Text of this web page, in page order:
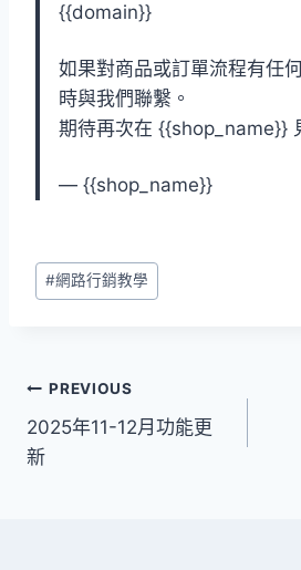
{{domain}}
如果對商品或訂單流程有任
時與我們聯繫。
期待再次在 {{shop_name}}
— {{shop_name}}
Post
Tags:
#網路行銷教學
文
章
PREVIOUS
2025年11-12月功能更
新